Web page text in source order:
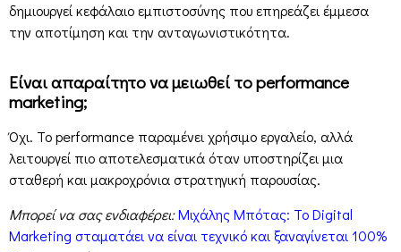
δημιουργεί κεφάλαιο εμπιστοσύνης που επηρεάζει έμμεσα
την αποτίμηση και την ανταγωνιστικότητα.
Είναι απαραίτητο να μειωθεί το performance
marketing;
Όχι. Το performance παραμένει χρήσιμο εργαλείο, αλλά
λειτουργεί πιο αποτελεσματικά όταν υποστηρίζει μια
σταθερή και μακροχρόνια στρατηγική παρουσίας.
Μπορεί να σας ενδιαφέρει:Μιχάλης Μπότας: Το Digital
Marketing σταματάει να είναι τεχνικό και ξαναγίνεται 100%